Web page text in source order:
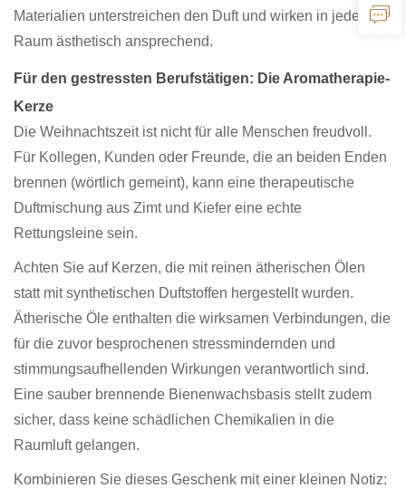
Materialien unterstreichen den Duft und wirken in jedem
Raum ästhetisch ansprechend.
Für den gestressten Berufstätigen: Die Aromatherapie-
Kerze
Die Weihnachtszeit ist nicht für alle Menschen freudvoll.
Für Kollegen, Kunden oder Freunde, die an beiden Enden
brennen (wörtlich gemeint), kann eine therapeutische
Duftmischung aus Zimt und Kiefer eine echte
Rettungsleine sein.
Achten Sie auf Kerzen, die mit reinen ätherischen Ölen
statt mit synthetischen Duftstoffen hergestellt wurden.
Ätherische Öle enthalten die wirksamen Verbindungen, die
für die zuvor besprochenen stressmindernden und
stimmungsaufhellenden Wirkungen verantwortlich sind.
Eine sauber brennende Bienenwachsbasis stellt zudem
sicher, dass keine schädlichen Chemikalien in die
Raumluft gelangen.
Kombinieren Sie dieses Geschenk mit einer kleinen Notiz: